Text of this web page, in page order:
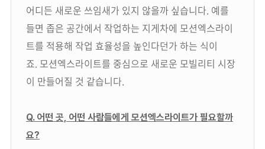
어디든 새로운 쓰임새가 있지 않을까 싶습니다. 예를
들면 좁은 공간에서 작업하는 지게차에 모션엑스라이
트를 적용해 작업 효율성을 높인다던가 하는 식이
죠. 모션엑스라이트를 중심으로 새로운 모빌리티 시장
이 만들어질 것 같습니다.
Q. 어떤 곳, 어떤 사람들에게 모션엑스라이트가 필요할까
요?